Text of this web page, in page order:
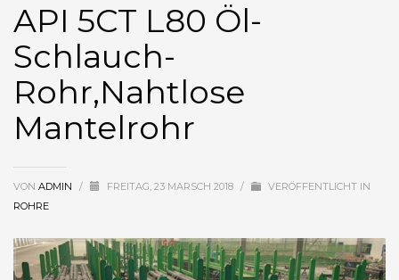
API 5CT L80 Öl-
Schlauch-
Rohr,Nahtlose
Mantelrohr
VON ADMIN / FREITAG, 23 MARSCH 2018 /
VERÖFFENTLICHT IN
ROHRE